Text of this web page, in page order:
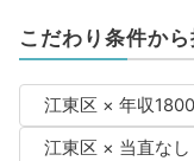
こだわり条件か
江東区 × 年収
江東区 × 当直なし